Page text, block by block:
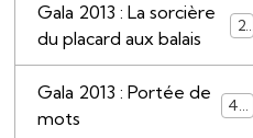
Gala 2013 : La sorcière
du placard aux balais
22
Gala 2013 : Portée de
mots
44